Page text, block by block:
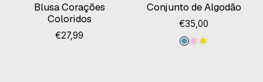
Blusa Corações
Coloridos
€27,99
Conjunto de Algodão
€35,00